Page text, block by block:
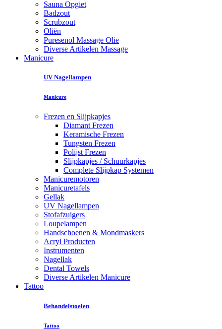
Sauna Opgiet
Badzout
Scrubzout
Oliën
Puresenol Massage Olie
Diverse Artikelen Massage
Manicure
UV Nagellampen
Manicure
Frezen en Slijpkapjes
Diamant Frezen
Keramische Frezen
Tungsten Frezen
Polijst Frezen
Slijpkapjes / Schuurkapjes
Complete Slijpkap Systemen
Manicuremotoren
Manicuretafels
Gellak
UV Nagellampen
Stofafzuigers
Loupelampen
Handschoenen & Mondmaskers
Acryl Producten
Instrumenten
Nagellak
Dental Towels
Diverse Artikelen Manicure
Tattoo
Behandelstoelen
Tattoo